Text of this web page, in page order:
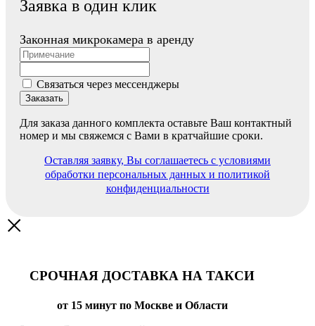
Заявка в один клик
Законная микрокамера в аренду
Связаться через мессенджеры
Заказать
Для заказа данного комплекта оставьте Ваш контактный
номер и мы свяжемся с Вами в кратчайшие сроки.
Оставляя заявку, Вы соглашаетесь с условиями
обработки персональных данных и политикой
конфиденциальности
СРОЧНАЯ ДОСТАВКА НА ТАКСИ
от 15 минут по Москве и Области